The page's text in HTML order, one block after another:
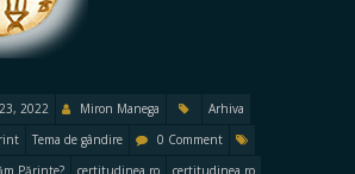
2022 Miron Manega
Arhiva
Tema de gândire
0 Comment
Părinte?
certitudinea.ro
certitudinea.ro